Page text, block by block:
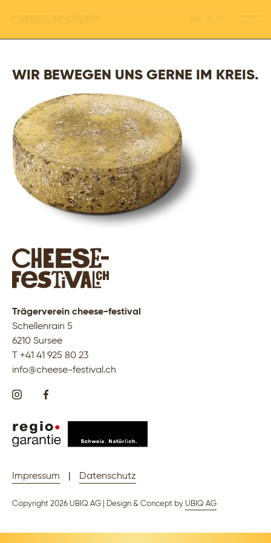
WIR BEWEGEN UNS GERNE IM KREIS.
Trägerverein cheese-festival
Schellenrain 5
6210 Sursee
T +41 41 925 80 23
info@cheese-festival.ch
Impressum | Datenschutz
Copyright 2026 UBIQ AG | Design & Concept by UBIQ AG